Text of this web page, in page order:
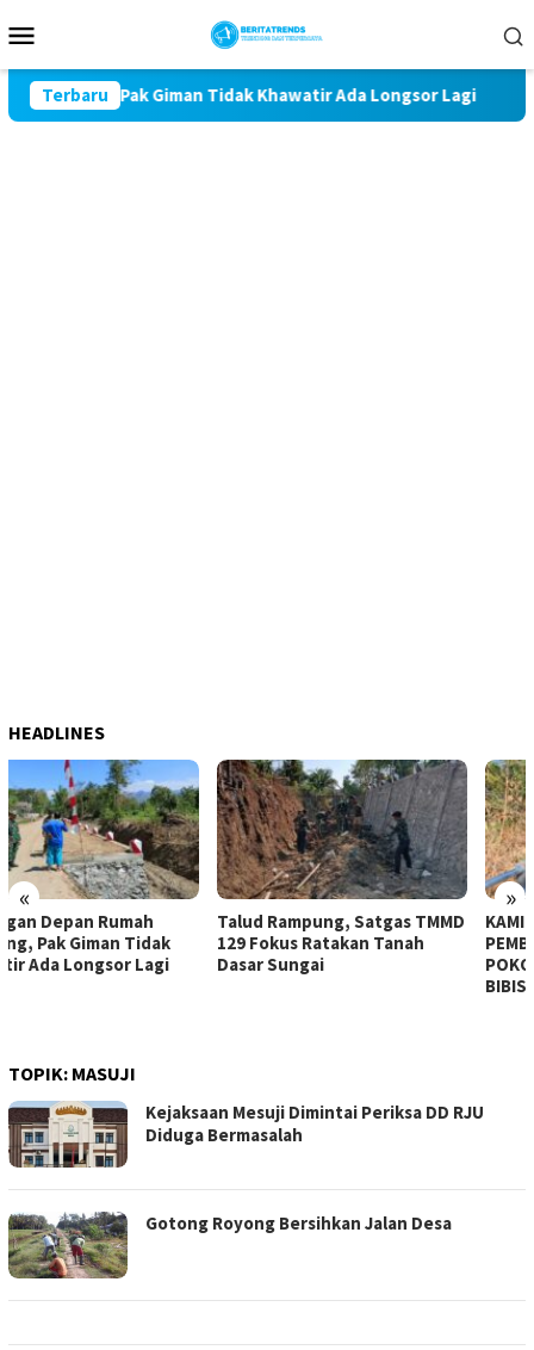
ke
Mobile
TerbaruPak Giman Tidak Khawatir Ada Longsor Lagi
HEADLINES
« »
Talud Rampung, Satgas TMMD
129 Fokus Ratakan Tanah
Dasar Sungai
KAMITUWO SUKADI : SALURAN
PEMBUANGAN AIR KUNCI
POKOK KEKUATAN JEMBATAN
TOPIK: MASUJI
Kejaksaan Mesuji Dimintai Periksa DD RJU
Diduga Bermasalah
Gotong Royong Bersihkan Jalan Desa